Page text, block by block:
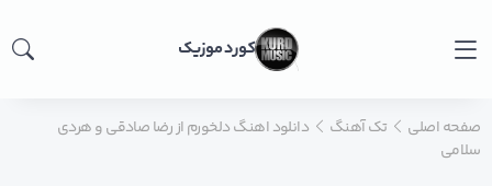
کورد موزیک
صفحه اصلی تک آهنگ
دانلود اهنگ دلخورم از رضا صادقی و هردی
سلامی